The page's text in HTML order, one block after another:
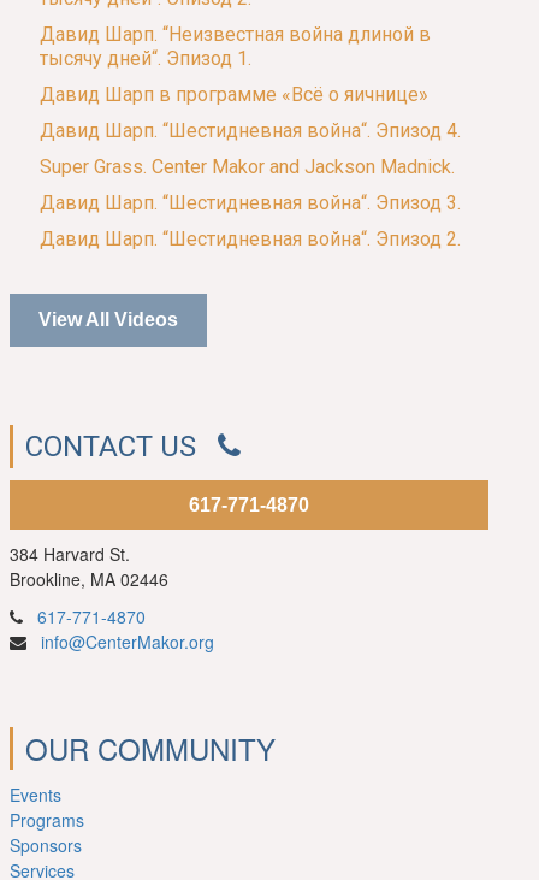
Давид Шарп. “Неизвестная война длиной в
тысячу дней“. Эпизод 1.
Давид Шарп в программе «Всё о яичнице»
Давид Шарп. “Шестидневная война“. Эпизод 4.
Super Grass. Center Makor and Jackson Madnick.
Давид Шарп. “Шестидневная война“. Эпизод 3.
Давид Шарп. “Шестидневная война“. Эпизод 2.
View All Videos
CONTACT US
617-771-4870
384 Harvard St.
Brookline, MA 02446
617-771-4870
info@CenterMakor.org
OUR COMMUNITY
Events
Programs
Sponsors
Services